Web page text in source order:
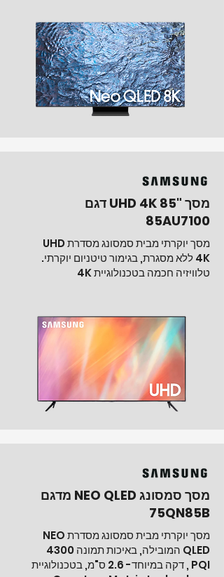
מסך "85 UHD 4K דגם
85AU7100
מסך יוקרתי מבית סמסונג מסדרת UHD
4K ללא מסגרת, בגימור טיטניום יוקרתי.
טלוויזיה חכמה בטכנולוגיית 4K
מסך סמסונג NEO QLED מדגם
75QN85B
מסך יוקרתי מבית סמסונג מסדרת NEO
QLED המובילה, באיכות תמונה 4300
PQI , דקה במיוחד- 2.6 ס"מ, בטכנולוגיית